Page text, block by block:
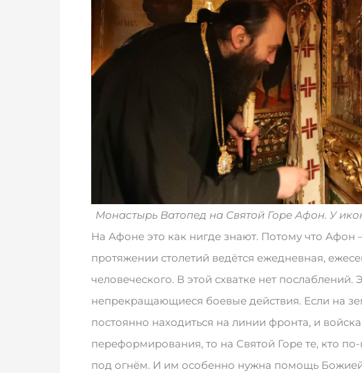
Монастырь Ватопед на Святой Горе Афон. У
На Афоне это как нигде знают. Потому что Афон
протяжении столетий ведётся ежедневная,
человеческого. В этой схватке нет
непрекращающиеся боевые действия. Если на
постоянно находиться на линии фронта, и
переформирования, то на Святой Горе те, кто
под огнём. И им особенно нужна помощь